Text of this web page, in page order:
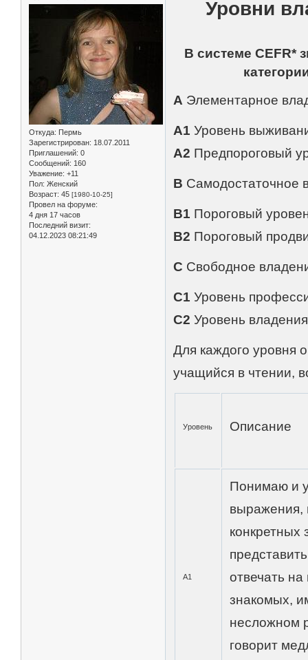
Откуда: Пермь
Зарегистрирован: 18.07.2011
Приглашений: 0
Сообщений: 160
Уважение: +11
Пол: Женский
Возраст: 45 [1980-10-25]
Провел на форуме:
4 дня 17 часов
Последний визит:
04.12.2023 08:21:49
Уровни
В системе CEFR*
A Элементарное
A1 Уровень
A2 Предпороговый
B Самодостаточное
B1 Пороговый
B2 Пороговый
C Свободное
C1 Уровень
C2 Уровень
Для каждого уровня
учащийся в чтении,
Уровень Описание
А1
Понимаю и
выражения,
конкретных
отвечать
знакомых,
несложном
говорит